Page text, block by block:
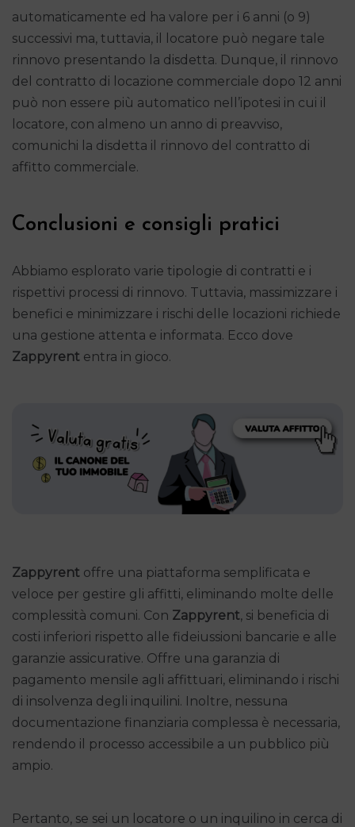
automaticamente ed ha valore per i 6 anni (o 9)
successivi ma, tuttavia, il locatore può negare tale
rinnovo presentando la disdetta. Dunque, il rinnovo
del contratto di locazione commerciale dopo 12 anni
può non essere più automatico nell’ipotesi in cui il
locatore, con almeno un anno di preavviso,
comunichi la disdetta il rinnovo del contratto di
affitto commerciale.
Conclusioni e consigli pratici
Abbiamo esplorato varie tipologie di contratti e i
rispettivi processi di rinnovo. Tuttavia, massimizzare i
benefici e minimizzare i rischi delle locazioni richiede
una gestione attenta e informata. Ecco dove
Zappyrent entra in gioco.
Zappyrent offre una piattaforma semplificata e
veloce per gestire gli affitti, eliminando molte delle
complessità comuni. Con Zappyrent, si beneficia di
costi inferiori rispetto alle fideiussioni bancarie e alle
garanzie assicurative. Offre una garanzia di
pagamento mensile agli affittuari, eliminando i rischi
di insolvenza degli inquilini. Inoltre, nessuna
documentazione finanziaria complessa è necessaria,
rendendo il processo accessibile a un pubblico più
ampio.
Pertanto, se sei un locatore o un inquilino in cerca di